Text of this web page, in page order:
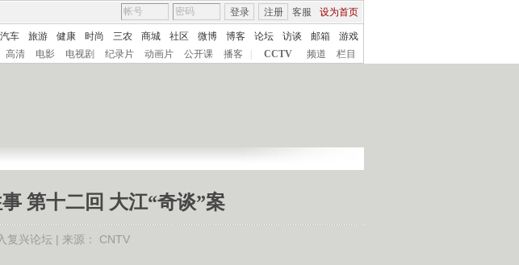
客服 设为首页
登录 注册
汽车 旅游 健康 时尚 三农 商城 社区 微博 博客 论坛 访谈 邮箱
游戏
高清 电影 电视剧 纪录片 动画片 公开课 播客 CCTV 频道 栏目
事 第十二回 大江“奇谈”案
复兴论坛 | 来源： CNTV